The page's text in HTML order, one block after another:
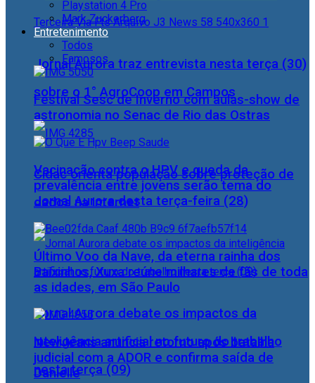
Jornal Aurora traz entrevista nesta terça (30)
sobre o 1° AgroCoop em Campos
Cidac orienta população sobre proteção de
dados na internet
Jornal Aurora debate os impactos da
inteligência artificial no futuro do trabalho
nesta terça (09)
Playstation 4 Pro
Mark Zuckerberg
Entretenimento
Todos
Famosos
Festival Sesc de Inverno com aulas-show de
astronomia no Senac de Rio das Ostras
Vacinação contra o HPV e queda da
prevalência entre jovens serão tema do
Jornal Aurora desta terça-feira (28)
Último Voo da Nave, da eterna rainha dos
Baixinhos, Xuxa reúne milhares de fãs de toda
as idades, em São Paulo
NewJeans anuncia retorno após batalha
judicial com a ADOR e confirma saída de
Danielle